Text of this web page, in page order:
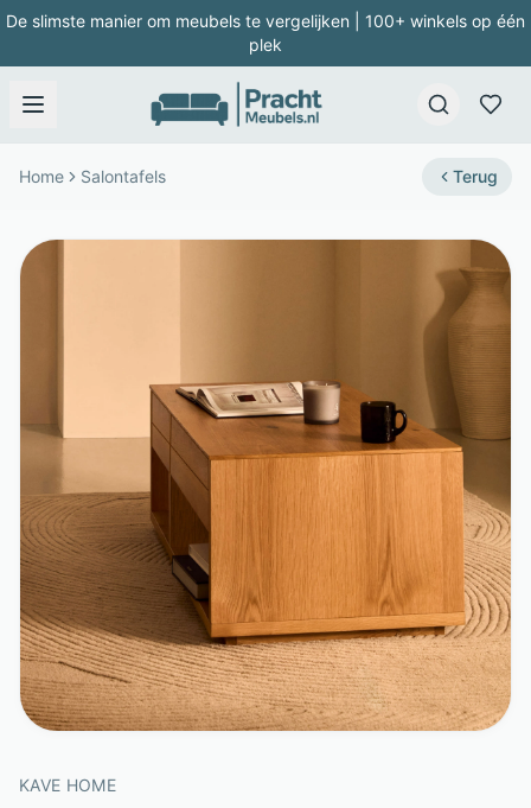
De slimste manier om meubels te vergelijken | 100+ winkels op één
plek
Home Salontafels Terug
KAVE HOME